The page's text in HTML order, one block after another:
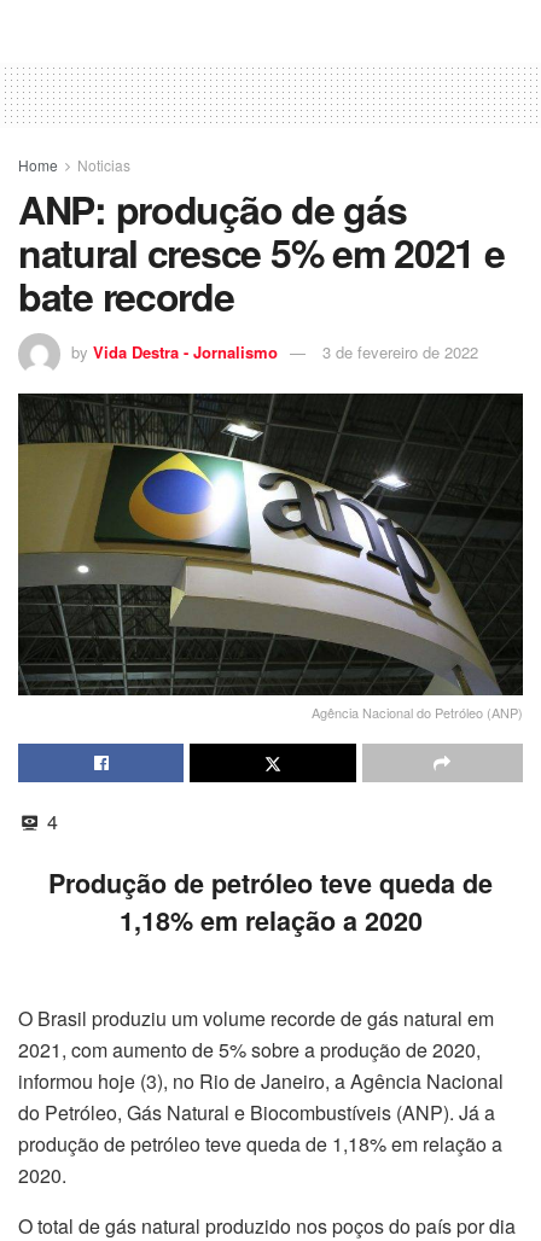
Home Noticias
ANP: produção de gás
natural cresce 5% em 2021 e
bate recorde
by Vida Destra - Jornalismo 3 de fevereiro de 2022
Agência Nacional do Petróleo (ANP)
4
Produção de petróleo teve queda de
1,18% em relação a 2020
O Brasil produziu um volume recorde de gás natural em
2021, com aumento de 5% sobre a produção de 2020,
informou hoje (3), no Rio de Janeiro, a Agência Nacional
do Petróleo, Gás Natural e Biocombustíveis (ANP). Já a
produção de petróleo teve queda de 1,18% em relação a
2020.
O total de gás natural produzido nos poços do país por dia